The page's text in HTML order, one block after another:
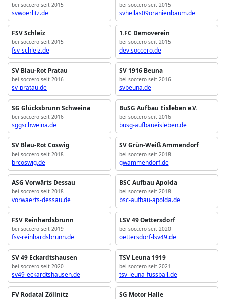
bei soccero seit 2015
svwoerlitz.de
bei soccero seit 2015
svhellas09oranienbaum.de
FSV Schleiz
bei soccero seit 2015
fsv-schleiz.de
1.FC Demoverein
bei soccero seit 2015
dev.soccero.de
SV Blau-Rot Pratau
bei soccero seit 2016
sv-pratau.de
SV 1916 Beuna
bei soccero seit 2016
svbeuna.de
SG Glücksbrunn Schweina
bei soccero seit 2016
sggschweina.de
BuSG Aufbau Eisleben e.V.
bei soccero seit 2016
busg-aufbaueisleben.de
SV Blau-Rot Coswig
bei soccero seit 2018
brcoswig.de
SV Grün-Weiß Ammendorf
bei soccero seit 2018
gwammendorf.de
ASG Vorwärts Dessau
bei soccero seit 2018
vorwaerts-dessau.de
BSC Aufbau Apolda
bei soccero seit 2018
bsc-aufbau-apolda.de
FSV Reinhardsbrunn
bei soccero seit 2019
fsv-reinhardsbrunn.de
LSV 49 Oettersdorf
bei soccero seit 2020
oettersdorf-lsv49.de
SV 49 Eckardtshausen
bei soccero seit 2020
sv49-eckardtshausen.de
TSV Leuna 1919
bei soccero seit 2021
tsv-leuna-fussball.de
FV Rodatal Zöllnitz SG Motor Halle